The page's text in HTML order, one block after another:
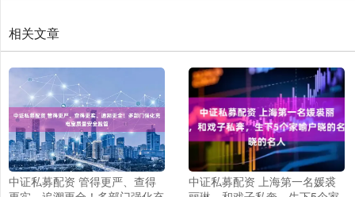
相关文章
中证私募配资 管得更严、查得
中证私募配资 上海第一名媛裘